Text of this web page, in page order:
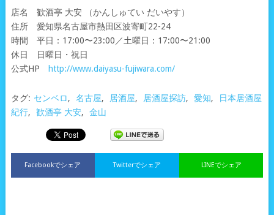
店名 歓酒亭 大安 （かんしゅてい だいやす）
住所 愛知県名古屋市熱田区波寄町22-24
時間 平日：17:00〜23:00／土曜日：17:00〜21:00
休日 日曜日・祝日
公式HP
http://www.daiyasu-fujiwara.com/
タグ: センベロ, 名古屋, 居酒屋, 居酒屋探訪, 愛知,
日本居酒屋
紀行, 歓酒亭 大安, 金山
Facebookでシェア LINEでシェア
Twitterでシェア